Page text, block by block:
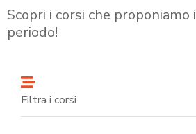
Scopri i corsi che proponiamo
periodo!
Filtra i corsi